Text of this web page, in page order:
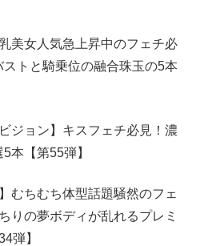
美女人気急上昇中のフェチ必
ストと騎乗位の融合珠玉の5本
ジョン】キスフェチ必見！濃
本【第55弾】
むちむち体型話題騒然のフェ
りの夢ボディが乱れるプレミ
弾】